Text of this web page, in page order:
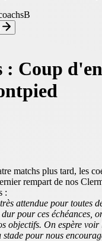
: Coup
matchs plus tard, les
rempart de nos
:
attendue pour toutes
pour ces échéances,
objectifs. On espère voir
stade pour nous